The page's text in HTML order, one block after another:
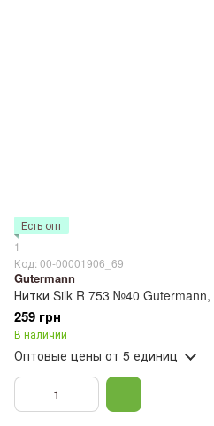
Есть опт
1
Код: 00-00001906_69
Gutermann
Нитки Silk R 753 №40
259 грн
В наличии
Оптовые цены от 5 единиц